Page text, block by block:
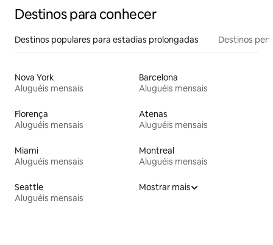
Destinos para conhecer
Destinos populares para estadias prolongadas Destinos
Nova York
Aluguéis mensais
Barcelona
Aluguéis mensais
Florença
Aluguéis mensais
Atenas
Aluguéis mensais
Miami
Aluguéis mensais
Montreal
Aluguéis mensais
Seattle
Aluguéis mensais
Mostrar mais